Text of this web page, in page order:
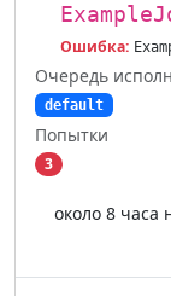
Ошибка:
Очередь
default
Попытки
3
около 8 часа